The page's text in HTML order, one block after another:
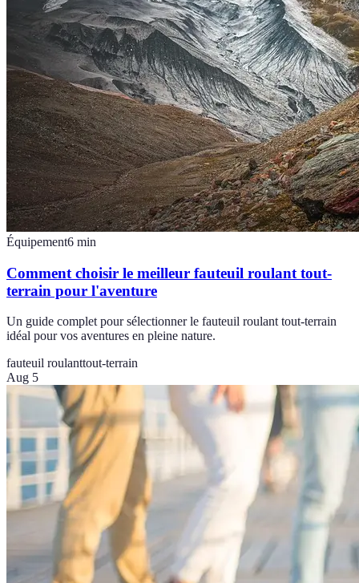
Équipement6 min
Comment choisir le meilleur fauteuil roulant tout-
terrain pour l'aventure
Un guide complet pour sélectionner le fauteuil roulant tout-terrain
idéal pour vos aventures en pleine nature.
fauteuil roulanttout-terrain
Aug 5